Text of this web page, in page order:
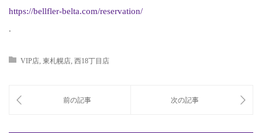
https://bellfler-belta.com/reservation/
.
VIP店, 東札幌店, 西18丁目店